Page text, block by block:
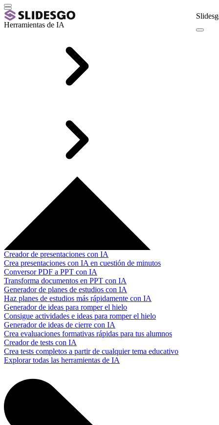
Herramientas de IA
Creador de presentaciones con IA
Crea presentaciones con IA en cuestión de minutos
Conversor PDF a PPT con IA
Transforma documentos en PPT con IA
Generador de planes de estudios con IA
Haz planes de estudios más rápidamente con IA
Generador de ideas para romper el hielo
Consigue actividades e ideas para romper el hielo
Generador de ideas de cierre con IA
Crea evaluaciones formativas rápidas para tus alumnos
Creador de tests con IA
Crea tests completos a partir de cualquier tema educativo
Explorar todas las herramientas de IA